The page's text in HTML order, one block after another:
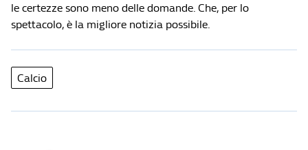
le certezze sono meno delle domande. Che, per lo
spettacolo, è la migliore notizia possibile.
Calcio